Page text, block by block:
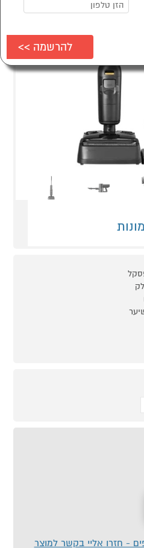
- חזרו אליי בקשר למוצר